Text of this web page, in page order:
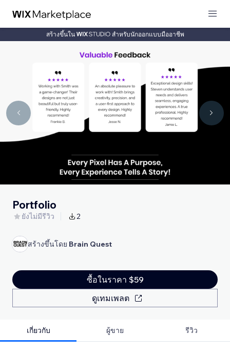
สร้างขึ้นใน สำหรับนักออกแบบมืออาชีพ
Portfolio
ยังไม่มีรีวิว 2
สร้างขึ้นโดย Brain Quest
ซื้อในราคา $59
ดูเทมเพลต
เกี่ยวกับ ผู้ขาย รีวิว